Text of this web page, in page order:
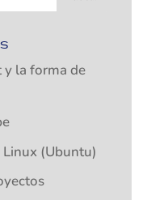
y la forma de
(Ubuntu)